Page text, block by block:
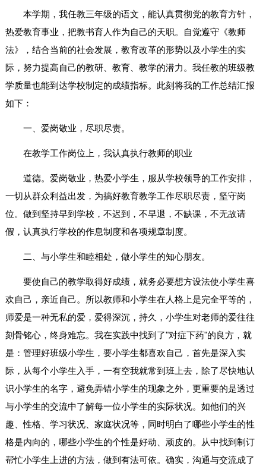
本学期，我任教三年级的语文，能认真贯彻党的教育方针，
热爱教育事业，把教书育人作为自己的天职。自觉遵守《教师
法》，结合当前的社会发展，教育改革的形势以及小学生的实
际，努力提高自己的教研、教育、教学的潜力。我任教的班级教
学质量也能到达学校制定的成绩指标。此刻将我的工作总结汇报
如下：
一、爱岗敬业，尽职尽责。
在教学工作岗位上，我认真执行教师的职业
道德。爱岗敬业，热爱小学生，服从学校领导的工作安排，
一切从群众利益出发，为搞好教育教学工作尽职尽责，坚守岗
位。做到坚持早到学校，不迟到，不早退，不缺课，不无故请
假，认真执行学校的作息制度和各项规章制度。
二、与小学生和睦相处，做小学生的知心朋友。
要使自己的教学取得好成绩，就务必要想方设法使小学生喜
欢自己，亲近自己。所以教师和小学生在人格上是完全平等的，
师爱是一种无私的爱，爱得深沉，持久，小学生对老师的爱往往
刻骨铭心，终身难忘。我在实践中找到了"对症下药"的良方，就
是：管理好班级小学生，要小学生都喜欢自己，首先是深入实
际，从每个小学生入手，一有空我就常到班上去，除了尽快地认
识小学生的名字，避免弄错小学生的现象之外，更重要的是透过
与小学生的交流中了解每一位小学生的实际状况。如他们的兴
趣、性格、学习状况、家庭状况等，同时明白了哪些小学生的性
格是内向的，哪些小学生的个性是好动、顽皮的。从中找到制订
帮忙小学生上进的方法，做到有法可依。确实，沟通与交流成了